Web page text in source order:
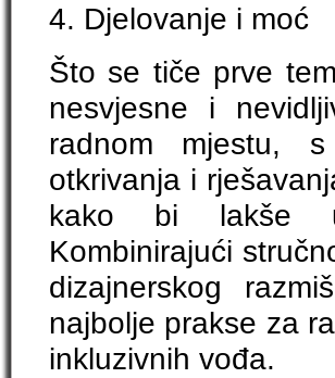
4. Djelovanje i moć
Što se tiče prve
nesvjesne i
radnom mjestu,
otkrivanja i
kako bi lakše
Kombinirajući
dizajnerskog
najbolje prakse za
inkluzivnih vođa.